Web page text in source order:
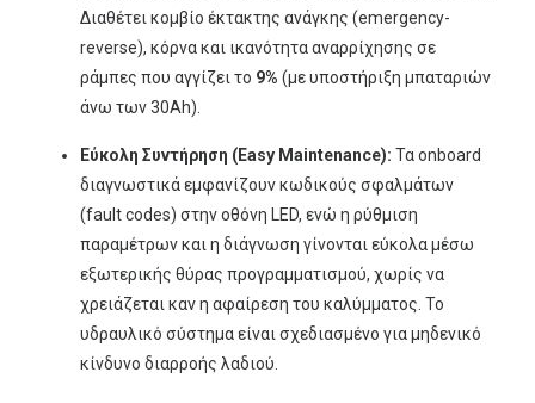
Διαθέτει κομβίο έκτακτης ανάγκης (emergency-
reverse), κόρνα και ικανότητα αναρρίχησης σε
ράμπες που αγγίζει το 9% (με υποστήριξη μπαταριών
άνω των 30Ah).
Εύκολη Συντήρηση (Easy Maintenance): Τα onboard
διαγνωστικά εμφανίζουν κωδικούς σφαλμάτων
(fault codes) στην οθόνη LED, ενώ η ρύθμιση
παραμέτρων και η διάγνωση γίνονται εύκολα μέσω
εξωτερικής θύρας προγραμματισμού, χωρίς να
χρειάζεται καν η αφαίρεση του καλύμματος. Το
υδραυλικό σύστημα είναι σχεδιασμένο για μηδενικό
κίνδυνο διαρροής λαδιού.